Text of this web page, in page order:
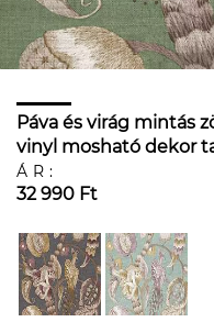
Páva és virág mintás
vinyl mosható dekor
ÁR:
32 990 Ft